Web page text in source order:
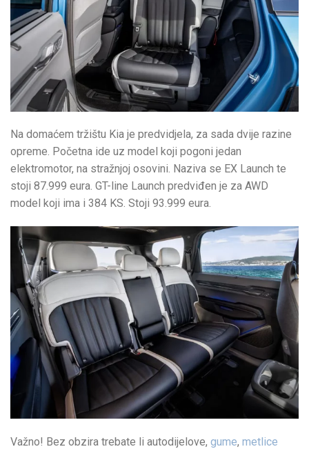
Na domaćem tržištu Kia je predvidjela, za sada dvije razine
opreme. Početna ide uz model koji pogoni jedan
elektromotor, na stražnjoj osovini. Naziva se EX Launch te
stoji 87.999 eura. GT-line Launch predviđen je za AWD
model koji ima i 384 KS. Stoji 93.999 eura.
Važno! Bez obzira trebate li autodijelove, gume, metlice